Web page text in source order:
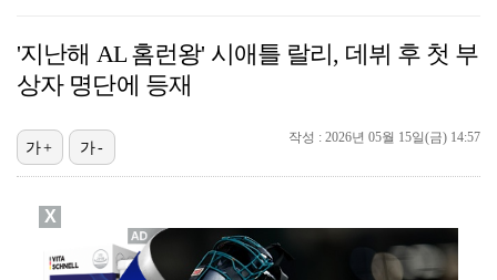
황정민 폭로자 "아들 연극 몰래 관람? 소품 준비 돕고…
"군 복무 끝나고 다시 모일 것" 스트레이 키즈, 성적…
김혜성, 마이너리그 트리플A서 4경기 연속 무안타 침묵…
'나솔' 24기 옥순, 출연료 미지급 폭로 "1년 넘게…
'지난해 AL 홈런왕' 시애틀 랄리, 데뷔 후 첫 부
상자 명단에 등재
작성 : 2026년 05월 15일(금) 14:57
가+ 가-
X